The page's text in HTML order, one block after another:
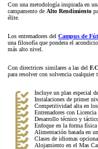
Con una metodología inspirada en
campamento de Alto Rendimiento
élite.
Los entrenadores del Campus de
una filosofía que pondera el
más alto nivel.
Con directrices similares a las del
para resolver con solvencia cualquier
Incluye un plan especial
Instalaciones de primer
Competitividad alta en los
Entrenadores con Licencia
Desarrollo técnico y
Enfoque en la forma física
Alimentación basada en
Clases de idiomas
Alojamiento en el Mas